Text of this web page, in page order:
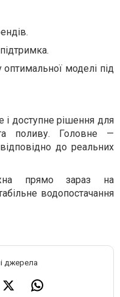
оптимальної моделі під
і доступне рішення для
та поливу. Головне —
до реальних
прямо зараз на
водопостачання
джерела